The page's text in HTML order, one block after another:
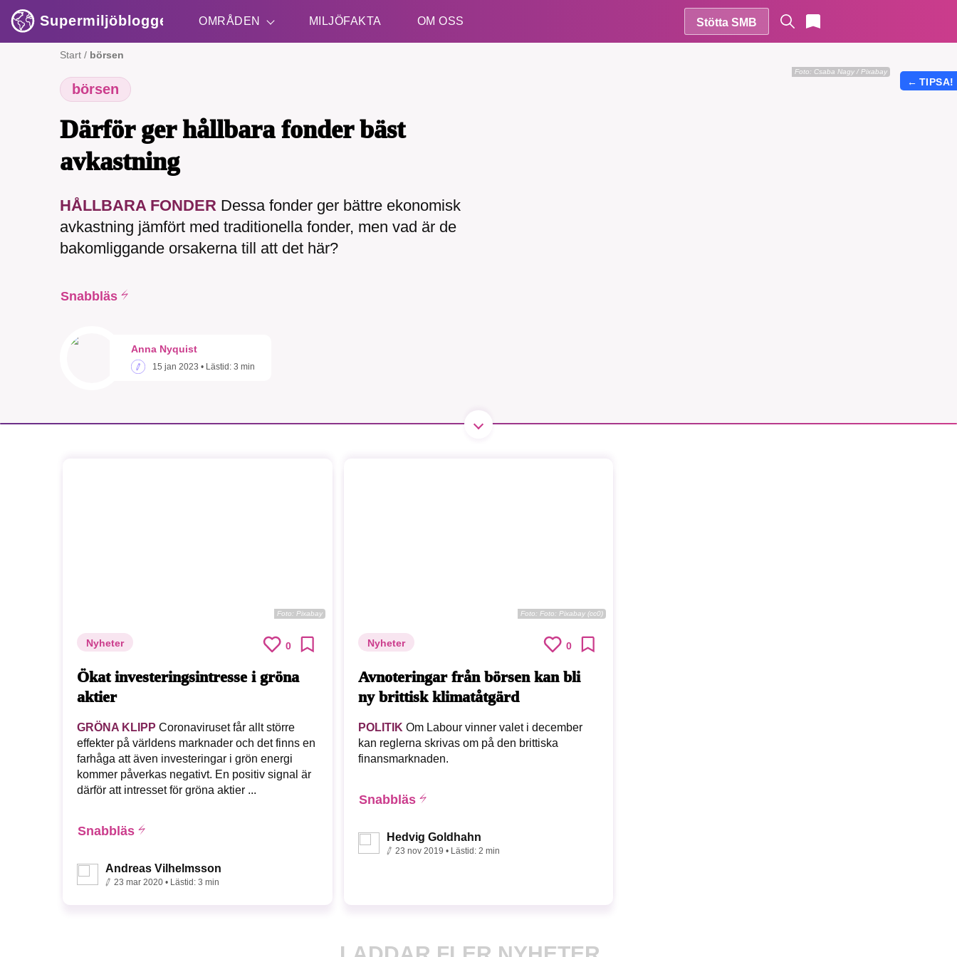
Supermiljöbloggen OMRÅDEN MILJÖFAKTA OM OSS Stötta SMB
Start / börsen
börsen
Därför ger hållbara fonder bäst
avkastning
HÅLLBARA FONDER Dessa fonder ger bättre ekonomisk
avkastning jämfört med traditionella fonder, men vad är de
bakomliggande orsakerna till att det här?
Snabbläs
Anna Nyquist
15 jan 2023 • Lästid: 3 min
Foto: Csaba Nagy / Pixabay
Foto: Pixabay
Nyheter 0
Ökat investeringsintresse i gröna
aktier
GRÖNA KLIPP Coronaviruset får allt större
effekter på världens marknader och det finns en
farhåga att även investeringar i grön energi
kommer påverkas negativt. En positiv signal är
därför att intresset för gröna aktier ...
Snabbläs
Andreas Vilhelmsson
23 mar 2020 • Lästid: 3 min
Foto: Foto: Pixabay (cc0)
Nyheter 0
Avnoteringar från börsen kan bli
ny brittisk klimatåtgärd
POLITIK Om Labour vinner valet i december
kan reglerna skrivas om på den brittiska
finansmarknaden.
Snabbläs
Hedvig Goldhahn
23 nov 2019 • Lästid: 2 min
← TIPSA!
SMB kämpar för en hållbar framtid. Sedan starten 2010 har vår
ideella redaktion drivit miljödebatten framåt genom
nyhetsbevakning och granskningar. Nu vill vi utveckla vårt